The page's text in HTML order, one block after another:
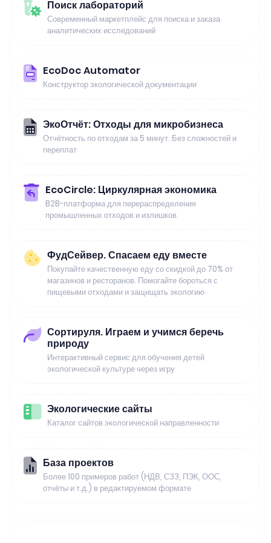
Поиск лабораторий
Современный маркетплейс для поиска и заказа
аналитических исследований
EcoDoc Automator
Конструктор экологической документации
ЭкоОтчёт: Отходы для микробизнеса
Отчётность по отходам за 5 минут. Без сложностей и
переплат
EcoCircle: Циркулярная экономика
B2B-платформа для перераспределения
промышленных отходов и излишков
ФудСейвер. Спасаем еду вместе
Покупайте качественную еду со скидкой до 70% от
магазинов и ресторанов. Помогайте бороться с
пищевыми отходами и защищать экологию
Сортируля. Играем и учимся беречь
природу
Интерактивный сервис для обучения детей
экологической культуре через игру
Экологические сайты
Каталог сайтов экологической направленности
База проектов
Более 100 примеров работ (НДВ, СЗЗ, ПЭК, ООС,
отчёты и т.д.) в редактируемом формате